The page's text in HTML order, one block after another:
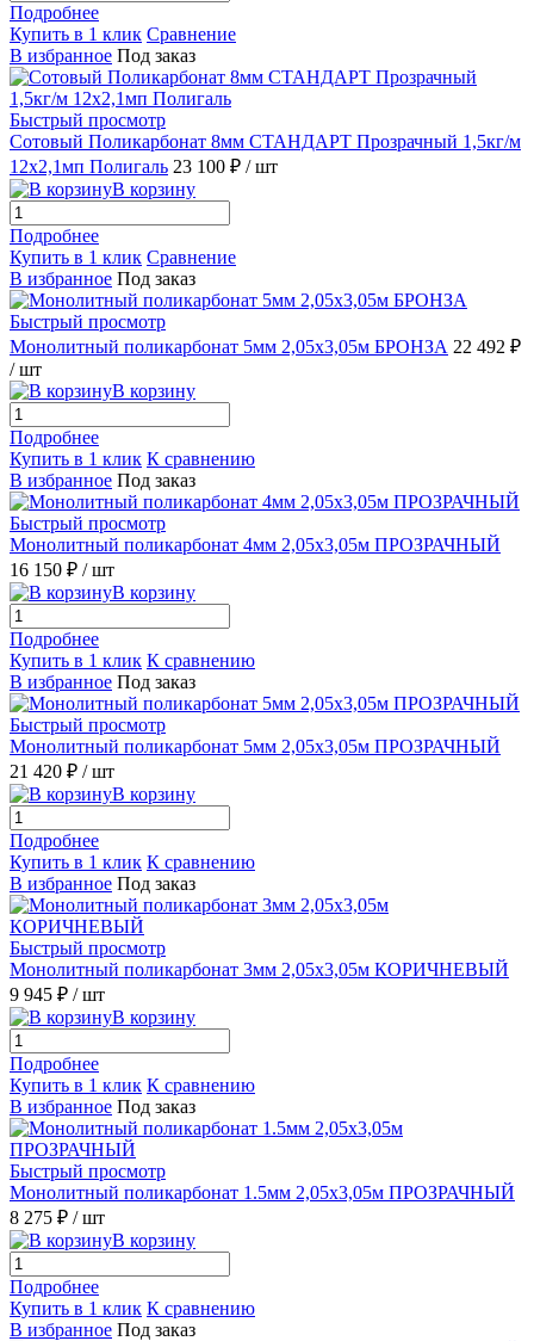
Подробнее
Купить в 1 клик Сравнение
В избранное Под заказ
Быстрый просмотр
Сотовый Поликарбонат 8мм СТАНДАРТ Прозрачный 1,5кг/м
12х2,1мп Полигаль 23 100 ₽ / шт
В корзину
Подробнее
Купить в 1 клик Сравнение
В избранное Под заказ
Быстрый просмотр
Монолитный поликарбонат 5мм 2,05х3,05м БРОНЗА 22 492 ₽
/ шт
В корзину
Подробнее
Купить в 1 клик К сравнению
В избранное Под заказ
Быстрый просмотр
Монолитный поликарбонат 4мм 2,05х3,05м ПРОЗРАЧНЫЙ
16 150 ₽ / шт
В корзину
Подробнее
Купить в 1 клик К сравнению
В избранное Под заказ
Быстрый просмотр
Монолитный поликарбонат 5мм 2,05х3,05м ПРОЗРАЧНЫЙ
21 420 ₽ / шт
В корзину
Подробнее
Купить в 1 клик К сравнению
В избранное Под заказ
Быстрый просмотр
Монолитный поликарбонат 3мм 2,05х3,05м КОРИЧНЕВЫЙ
9 945 ₽ / шт
В корзину
Подробнее
Купить в 1 клик К сравнению
В избранное Под заказ
Быстрый просмотр
Монолитный поликарбонат 1.5мм 2,05х3,05м ПРОЗРАЧНЫЙ
8 275 ₽ / шт
В корзину
Подробнее
Купить в 1 клик К сравнению
В избранное Под заказ